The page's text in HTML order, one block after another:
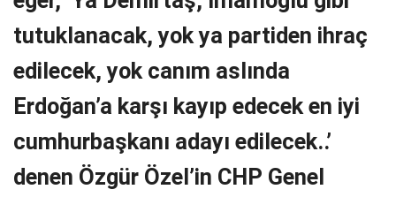
tutuklanacak, yok ya partiden ihraç
edilecek, yok canım aslında
Erdoğan’a karşı kayıp edecek en iyi
cumhurbaşkanı adayı edilecek..’
denen Özgür Özel’in CHP Genel